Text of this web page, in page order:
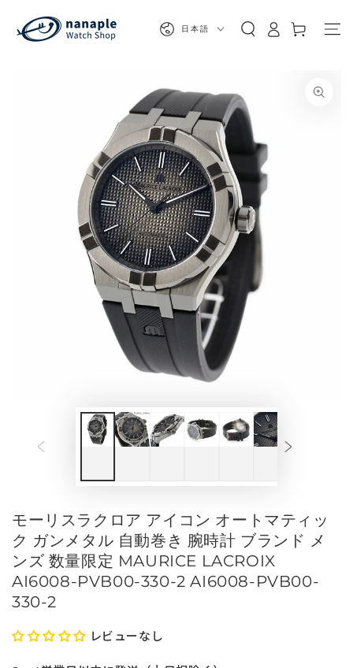
プする
言
日本語
イ
ー
商品の情報にスキップする
モ
ダ
ー
ル
メ
ィ
ア
モーリスラクロア アイコン オートマティッ
ク ガンメタル 自動巻き 腕時計 ブランド メ
ンズ 数量限定 MAURICE LACROIX
AI6008-PVB00-330-2 AI6008-PVB00-
330-2
レビューなし